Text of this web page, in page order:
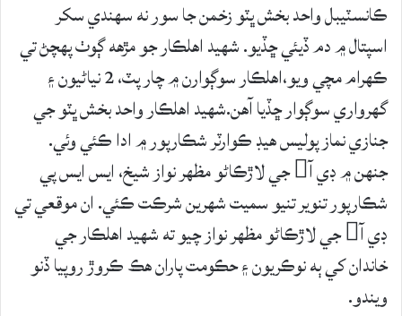
ڪانسٽيبل واحد بخش ڀٽو زخمن جا سور نه سهندي سکر
اسپتال ۾ دم ڏيئي ڇڏيو. شهيد اهلڪار جو مڙهه ڳوٺ پهچڻ تي
ڪهرام مچي ويو،اهلڪار سوڳوارن ۾ چار پٽ، 2 نياڻيون ۽
گهرواري سوڳوار ڇڏيا آهن.شهيد اهلڪار واحد بخش ڀٽو جي
جنازي نماز پوليس هيڊ ڪوارٽر شڪارپور ۾ ادا ڪئي وئي.
جنهن ۾ ڊي آ جي لاڙڪاڻو مظهر نواز شيخ، ايس ايس پي
شڪارپور تنوير تنيو سميت شهرين شرڪت ڪئي. ان موقعي تي
ڊي آ جي لاڙڪاڻو مظهر نواز چيو ته شهيد اهلڪار جي
خاندان کي ٻه نوڪريون ۽ حڪومت پاران هڪ ڪروڙ روپيا ڏنو
ويندو.